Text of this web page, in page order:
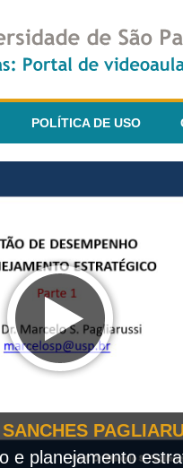
POLÍTICA DE USO
e planejamento